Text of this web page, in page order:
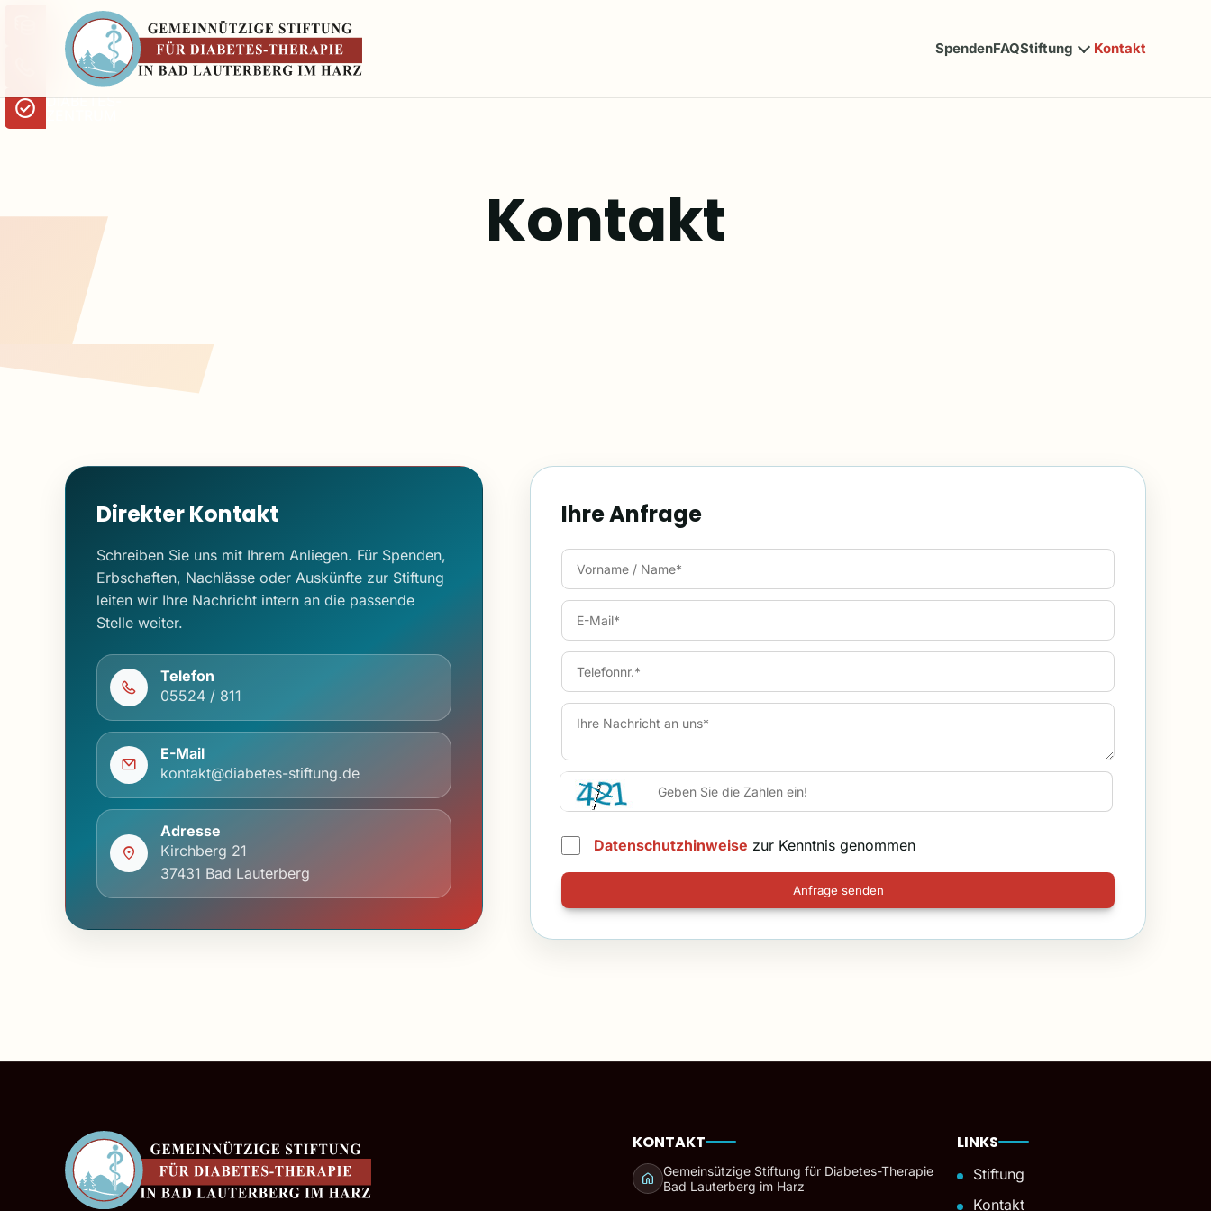
SPENDEN
KONTAKT
DIABETES­
SpendenFAQStiftung Kontakt
Kontakt
Direkter Kontakt
Schreiben Sie uns mit Ihrem Anliegen. Für Spenden,
Erbschaften, Nachlässe oder Auskünfte zur Stiftung
leiten wir Ihre Nachricht intern an die passende
Stelle weiter.
Telefon
05524 / 811
E-Mail
kontakt@diabetes-stiftung.de
Adresse
Kirchberg 21
37431 Bad Lauterberg
Ihre Anfrage
Datenschutzhinweise zur Kenntnis genommen
Anfrage senden
KONTAKT
Gemeinsützige Stiftung für Diabetes-Therapie
Bad Lauterberg im Harz
LINKS
Stiftung
Kontakt